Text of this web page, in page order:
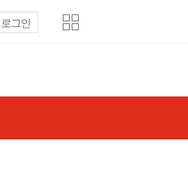
로그인